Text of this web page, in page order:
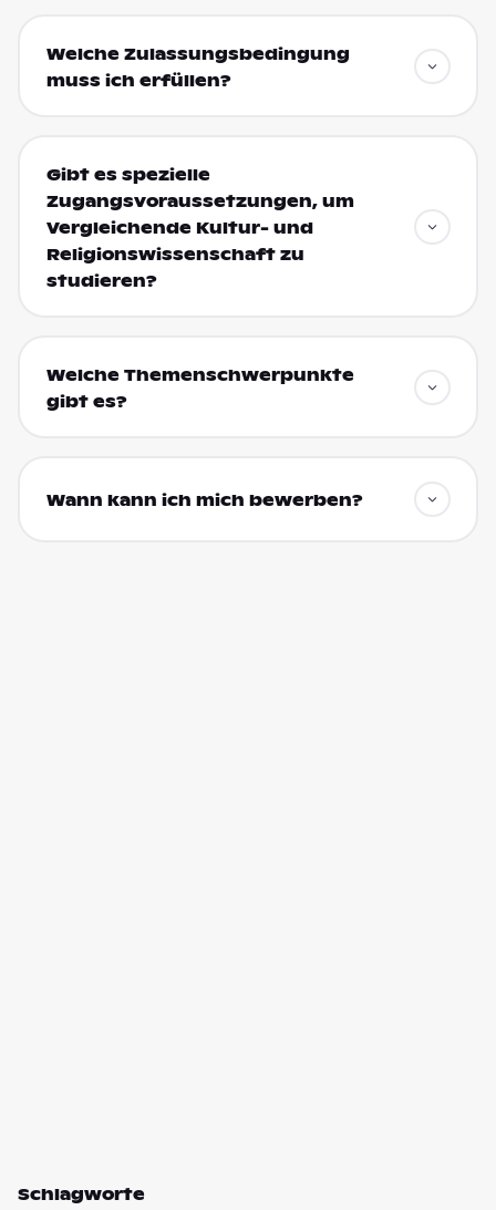
Welche Zulassungsbedingung
muss ich erfüllen?
Gibt es spezielle
Zugangsvoraussetzungen, um
Vergleichende Kultur- und
Religionswissenschaft zu
studieren?
Welche Themenschwerpunkte
gibt es?
Wann kann ich mich bewerben?
Schlagworte